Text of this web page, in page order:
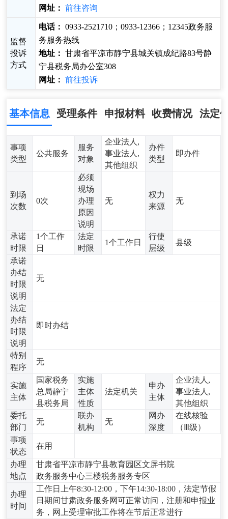
网址： 前往咨询
监督
投诉
方式
电话： 0933-2521710；0933-12366；12345政务服
务服务热线
地址： 甘肃省平凉市静宁县城关镇成纪路83号静
宁县税务局办公室308
网址： 前往投诉
基本信息 受理条件 申报材料 收费情况 法定
事项
类型
公共服务
服务
对象
企业法人,
事业法人,
其他组织
办件
类型
即办件
到场
次数
0次
必须
现场
办理
原因
说明
无
权力
来源
无
承诺
时限
1个工作
日
法定
时限
1个工作日
行使
层级
县级
承诺
办结
时限
说明
无
法定
办结
时限
说明
即时办结
特别
程序
无
实施
主体
国家税务
总局静宁
县税务局
实施
主体
性质
法定机关
申办
主体
企业法人,
事业法人,
其他组织
委托
部门
无
联办
机构
无
网办
深度
在线核验
（Ⅲ级）
事项
状态
在用
办理
地点
甘肃省平凉市静宁县教育园区文屏书院
政务服务中心三楼税务服务专区
办理
时间
工作日上午8:30-12:00，下午14:30-18:00，法定节假
日期间甘肃政务服务网可正常访问，注册和申报业
务，网上受理审批工作将在节后正常进行